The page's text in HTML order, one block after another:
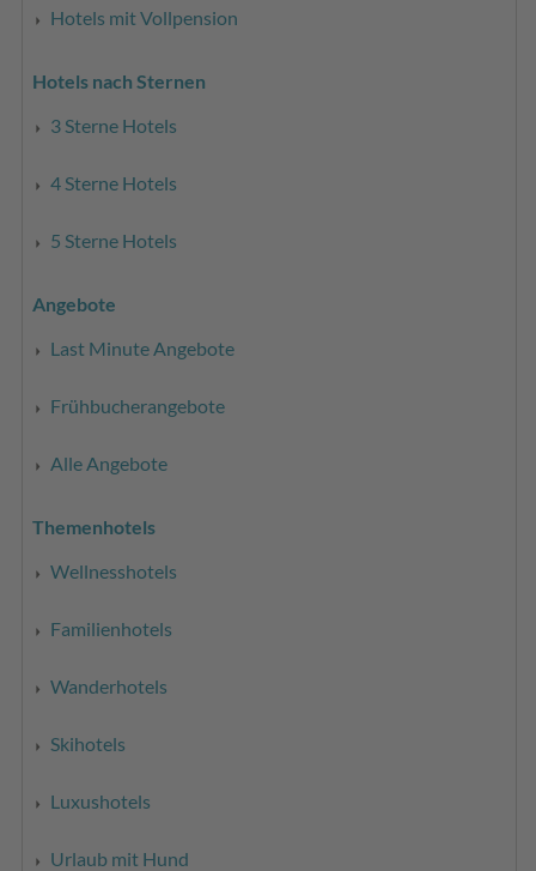
Hotels mit Vollpension
Hotels nach Sternen
3 Sterne Hotels
4 Sterne Hotels
5 Sterne Hotels
Angebote
Last Minute Angebote
Frühbucherangebote
Alle Angebote
Themenhotels
Wellnesshotels
Familienhotels
Wanderhotels
Skihotels
Luxushotels
Urlaub mit Hund